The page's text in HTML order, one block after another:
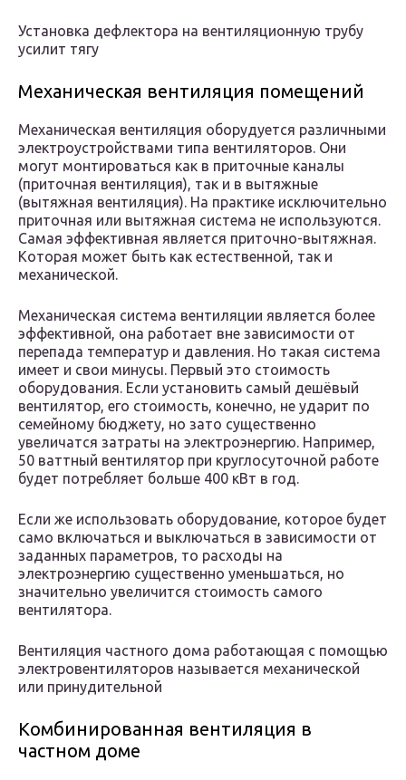
Установка дефлектора на вентиляционную трубу
усилит тягу
Механическая вентиляция помещений
Механическая вентиляция оборудуется различными
электроустройствами типа вентиляторов. Они
могут монтироваться как в приточные каналы
(приточная вентиляция), так и в вытяжные
(вытяжная вентиляция). На практике исключительно
приточная или вытяжная система не используются.
Самая эффективная является приточно-вытяжная.
Которая может быть как естественной, так и
механической.
Механическая система вентиляции является более
эффективной, она работает вне зависимости от
перепада температур и давления. Но такая система
имеет и свои минусы. Первый это стоимость
оборудования. Если установить самый дешёвый
вентилятор, его стоимость, конечно, не ударит по
семейному бюджету, но зато существенно
увеличатся затраты на электроэнергию. Например,
50 ваттный вентилятор при круглосуточной работе
будет потребляет больше 400 кВт в год.
Если же использовать оборудование, которое будет
само включаться и выключаться в зависимости от
заданных параметров, то расходы на
электроэнергию существенно уменьшаться, но
значительно увеличится стоимость самого
вентилятора.
Вентиляция частного дома работающая с помощью
электровентиляторов называется механической
или принудительной
Комбинированная вентиляция в
частном доме